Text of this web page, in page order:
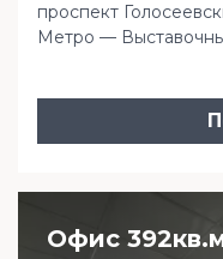
проспект
Метро —
Офис